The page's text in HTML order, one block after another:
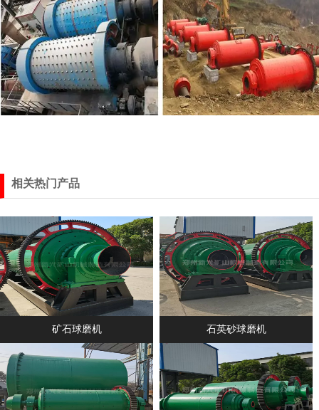
相关热门产品
矿石球磨机 石英砂球磨机